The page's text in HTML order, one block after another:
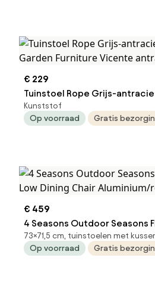
€ 229
Tuinstoel Rope Grijs-
Lifestyle Garden Furniture
antracite
Kunststof
Op voorraad
Gratis
€ 459
4 Seasons Outdoor Seasons
Low Dining Chair Aluminium/
Taupe
73×71,5 cm, tuinstoelen met
Op voorraad
Gratis